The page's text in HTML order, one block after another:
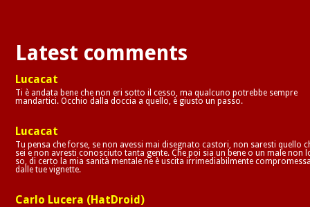
Latest comments
Lucacat
Ti è andata bene che non eri sotto il cesso, ma qualcuno potrebbe sempre
mandartici. Occhio dalla doccia a quello, è giusto un passo.
Lucacat
Tu pensa che forse, se non avessi mai disegnato castori, non saresti quello
sei e non avresti conosciuto tanta gente. Che poi sia un bene o un male non
so, di certo la mia sanità mentale ne è uscita irrimediabilmente
dalle tue vignette.
Carlo Lucera (HatDroid)